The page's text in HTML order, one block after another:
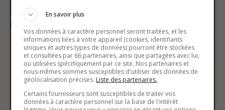
En savoir plus
Vos données à caractère personnel seront traitées, et les
informations liées à votre appareil (cookies, identifiants
uniques et autres types de données) pourront être stockées
et consultées par 66 partenaires, ainsi que partagées avec lui,
ou utilisées spécifiquement par ce site. Nos partenaires et
nous-mêmes sommes susceptibles d'utiliser des données de
géolocalisation précises. Liste des partenaires.
Certains fournisseurs sont susceptibles de traiter vos
données à caractère personnel sur la base de l'intérêt